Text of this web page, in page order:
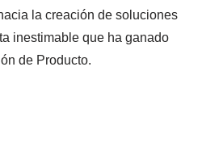
la creación de soluciones
inestimable que ha ganado
de Producto.